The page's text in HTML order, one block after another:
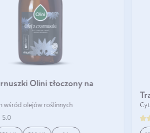
Olini tłoczony na
wśród olejów roślinnych
5.0